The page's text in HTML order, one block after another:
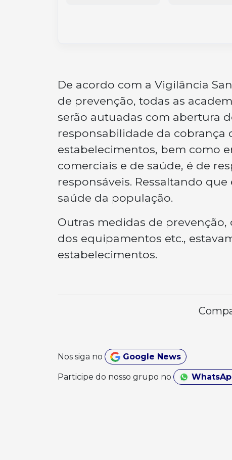
De acordo com a Vigilância
de prevenção, todas as
serão autuadas com abertura
responsabilidade da cobrança
estabelecimentos, bem como
comerciais e de saúde, é de
responsáveis. Ressaltando
saúde da população.
Outras medidas de
dos equipamentos etc.,
estabelecimentos.
Nos siga no Google News
Participe do nosso grupo no